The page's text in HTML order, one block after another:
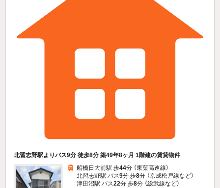
北習志野駅よりバス9分 徒歩8分 築49年8ヶ月 1階建の賃貸物件
船橋日大前駅 歩44分 （東葉高速線）
北習志野駅 バス9分 歩8分 （京成松戸線など）
津田沼駅 バス22分 歩8分 （総武線など）